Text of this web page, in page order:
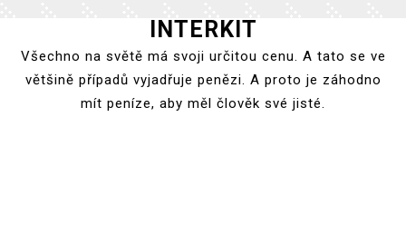
content
INTERKIT
Všechno na světě má svoji určitou cenu. A tato se ve
většině případů vyjadřuje penězi. A proto je záhodno
mít peníze, aby měl člověk své jisté.